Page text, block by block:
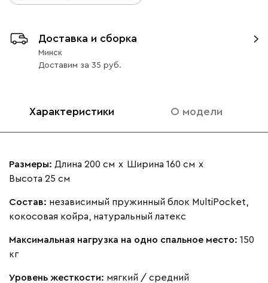
Доставка и сборка
Минск
Доставим за 35
Характеристики О модели
Размеры: Длина 200 см х Ширина 160 см х
Высота 25 см
Состав: независимый пружинный блок MultiPocket,
кокосовая койра, натуральный латекс
Максимальная нагрузка на одно спальное место: 150
кг
Уровень жесткости: мягкий / средний